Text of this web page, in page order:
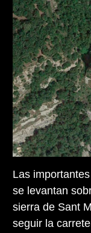
Las
se levantan
sierra de Sant
seguir la